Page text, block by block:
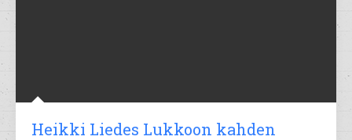
Heikki Liedes Lukkoon kahden